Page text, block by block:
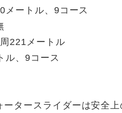
メートル、9コース
221メートル
ル、9コース
ータースライダーは安全